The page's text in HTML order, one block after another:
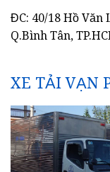
ĐC: 40/18 Hồ Văn
Q.Bình Tân,
XE TẢI VẠN